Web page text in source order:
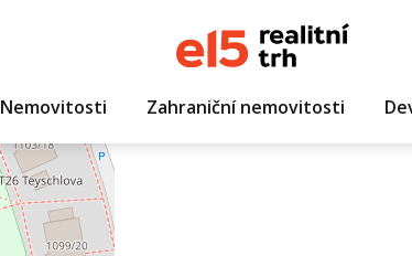
Nemovitosti Zahraniční nemovitosti